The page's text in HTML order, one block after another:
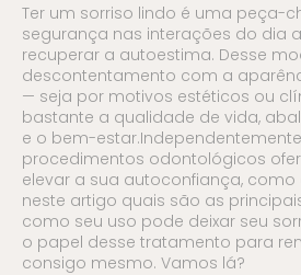
Ter um sorriso lindo é uma peça-
segurança nas interações do dia
recuperar a autoestima. Desse
descontentamento com a
— seja por motivos estéticos ou
bastante a qualidade de vida,
e o bem-
procedimentos odontológicos
elevar a sua autoconfiança, como
neste artigo quais são as
como seu uso pode deixar seu
o papel desse tratamento para
consigo mesmo. Vamos lá?